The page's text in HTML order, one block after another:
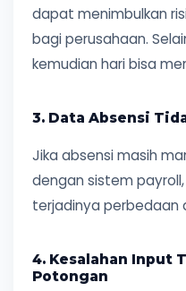
dapat menimbulkan
bagi perusahaan.
kemudian hari bisa
3. Data Absensi
Jika absensi masih
dengan sistem
terjadinya perbedaan
4. Kesalahan Input
Potongan